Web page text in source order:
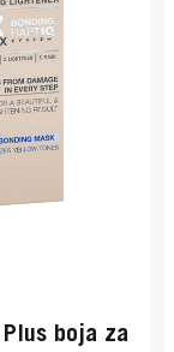
boja za